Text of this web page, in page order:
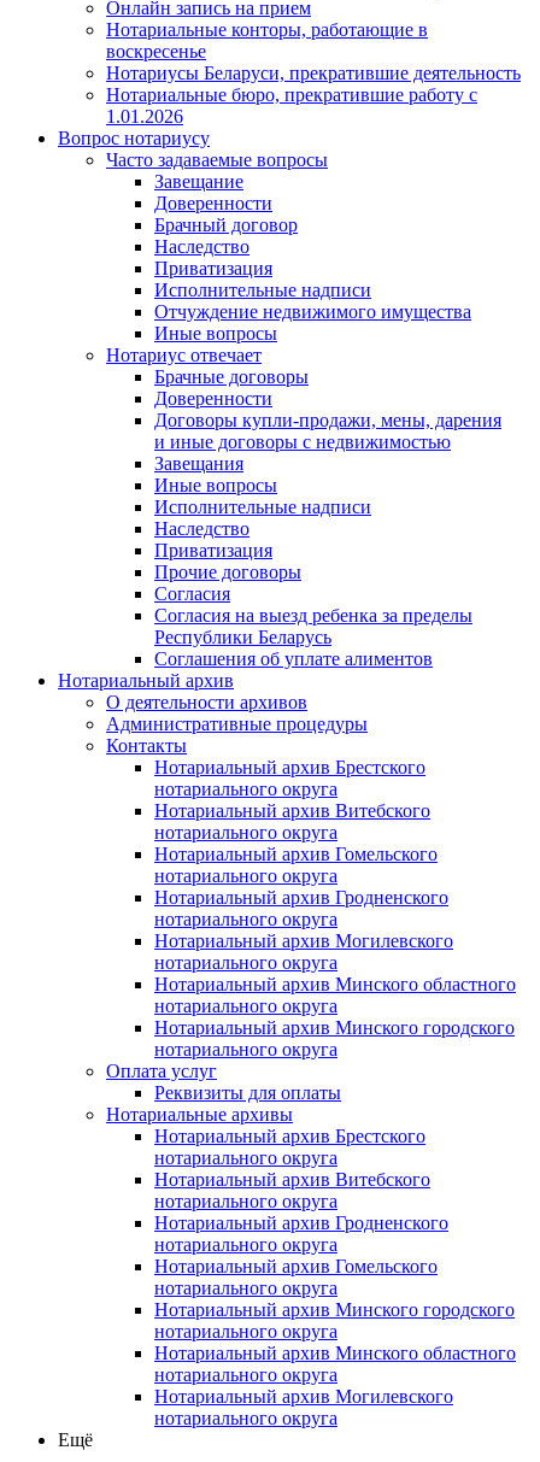
Онлайн запись на прием
Нотариальные конторы, работающие в
воскресенье
Нотариусы Беларуси, прекратившие деятельность
Нотариальные бюро, прекратившие работу с
1.01.2026
Вопрос нотариусу
Часто задаваемые вопросы
Завещание
Доверенности
Брачный договор
Наследство
Приватизация
Исполнительные надписи
Отчуждение недвижимого имущества
Иные вопросы
Нотариус отвечает
Брачные договоры
Доверенности
Договоры купли-продажи, мены, дарения
и иные договоры с недвижимостью
Завещания
Иные вопросы
Исполнительные надписи
Наследство
Приватизация
Прочие договоры
Согласия
Согласия на выезд ребенка за пределы
Республики Беларусь
Соглашения об уплате алиментов
Нотариальный архив
О деятельности архивов
Административные процедуры
Контакты
Нотариальный архив Брестского
нотариального округа
Нотариальный архив Витебского
нотариального округа
Нотариальный архив Гомельского
нотариального округа
Нотариальный архив Гродненского
нотариального округа
Нотариальный архив Могилевского
нотариального округа
Нотариальный архив Минского областного
нотариального округа
Нотариальный архив Минского городского
нотариального округа
Оплата услуг
Реквизиты для оплаты
Нотариальные архивы
Нотариальный архив Брестского
нотариального округа
Нотариальный архив Витебского
нотариального округа
Нотариальный архив Гродненского
нотариального округа
Нотариальный архив Гомельского
нотариального округа
Нотариальный архив Минского городского
нотариального округа
Нотариальный архив Минского областного
нотариального округа
Нотариальный архив Могилевского
нотариального округа
Ещё